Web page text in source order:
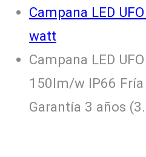
Campana LED
watt
Campana LED
150lm/w IP66
Garantía 3 años